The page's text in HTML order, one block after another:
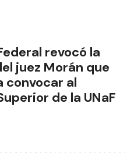
revocó la
juez Morán que
convocar al
de la UNaF